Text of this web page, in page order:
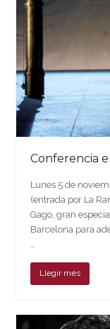
Conferencia
Lunes 5 de
(entrada por La
Gago, gran
Barcelona para
Llegir més